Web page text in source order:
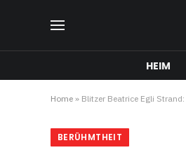
HEIM
Home » Blitzer Beatrice Egli
BERÜHMTHEIT